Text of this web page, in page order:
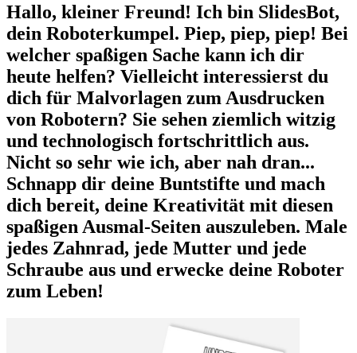
Hallo, kleiner Freund! Ich bin SlidesBot,
dein Roboterkumpel. Piep, piep, piep! Bei
welcher spaßigen Sache kann ich dir
heute helfen? Vielleicht interessierst du
dich für Malvorlagen zum Ausdrucken
von Robotern? Sie sehen ziemlich witzig
und technologisch fortschrittlich aus.
Nicht so sehr wie ich, aber nah dran...
Schnapp dir deine Buntstifte und mach
dich bereit, deine Kreativität mit diesen
spaßigen Ausmal-Seiten auszuleben. Male
jedes Zahnrad, jede Mutter und jede
Schraube aus und erwecke deine Roboter
zum Leben!